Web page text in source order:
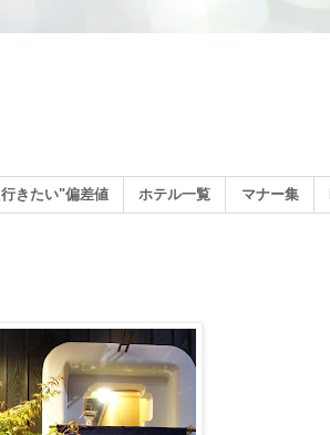
きたい"偏差値 ホテル一覧 マナー集